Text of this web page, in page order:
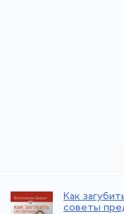
Как
советы